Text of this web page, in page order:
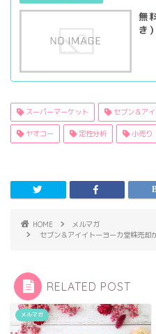
無
き）
スーパーマーケット セブン＆ア
ヤオコー 定性分析 小売り
HOME
メルマガ
セブン＆アイイトーヨーカ堂株売却
RELATED POST
メルマガ